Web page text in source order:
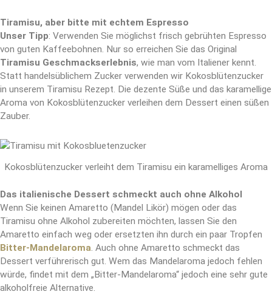
Tiramisu, aber bitte mit echtem Espresso
Unser Tipp: Verwenden Sie möglichst frisch gebrühten Espresso
von guten Kaffeebohnen. Nur so erreichen Sie das Original
Tiramisu Geschmackserlebnis, wie man vom Italiener kennt.
Statt handelsüblichem Zucker verwenden wir Kokosblütenzucker
in unserem Tiramisu Rezept. Die dezente Süße und das karamellige
Aroma von Kokosblütenzucker verleihen dem Dessert einen süßen
Zauber.
Kokosblütenzucker verleiht dem Tiramisu ein karamelliges Aroma
Das italienische Dessert schmeckt auch ohne Alkohol
Wenn Sie keinen Amaretto (Mandel Likör) mögen oder das
Tiramisu ohne Alkohol zubereiten möchten, lassen Sie den
Amaretto einfach weg oder ersetzten ihn durch ein paar Tropfen
Bitter-Mandelaroma. Auch ohne Amaretto schmeckt das
Dessert verführerisch gut. Wem das Mandelaroma jedoch fehlen
würde, findet mit dem „Bitter-Mandelaroma“ jedoch eine sehr gute
alkoholfreie Alternative.